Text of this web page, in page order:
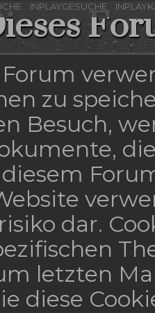
INPLAYGESUCHE
Forum
zu
Besuch,
dar.
letzten
diese